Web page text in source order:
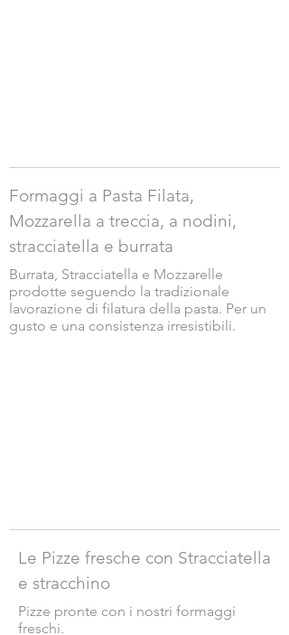
Formaggi a Pasta Filata,
Mozzarella a treccia, a nodini,
stracciatella e burrata
Burrata, Stracciatella e Mozzarelle
prodotte seguendo la tradizionale
lavorazione di filatura della pasta. Per un
gusto e una consistenza irresistibili.
Le Pizze fresche con Stracciatella
e stracchino
Pizze pronte con i nostri formaggi
freschi.